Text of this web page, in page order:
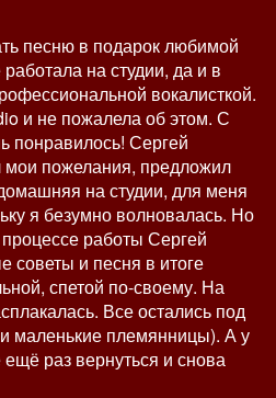
песню в подарок любимой
на студии, да и в
вокалисткой.
и не пожалела об этом. С
понравилось! Сергей
пожелания, предложил
на студии, для меня
я безумно волновалась. Но
работы Сергей
советы и песня в итоге
спетой по-своему. На
Все остались под
маленькие племянницы). А у
раз вернуться и снова